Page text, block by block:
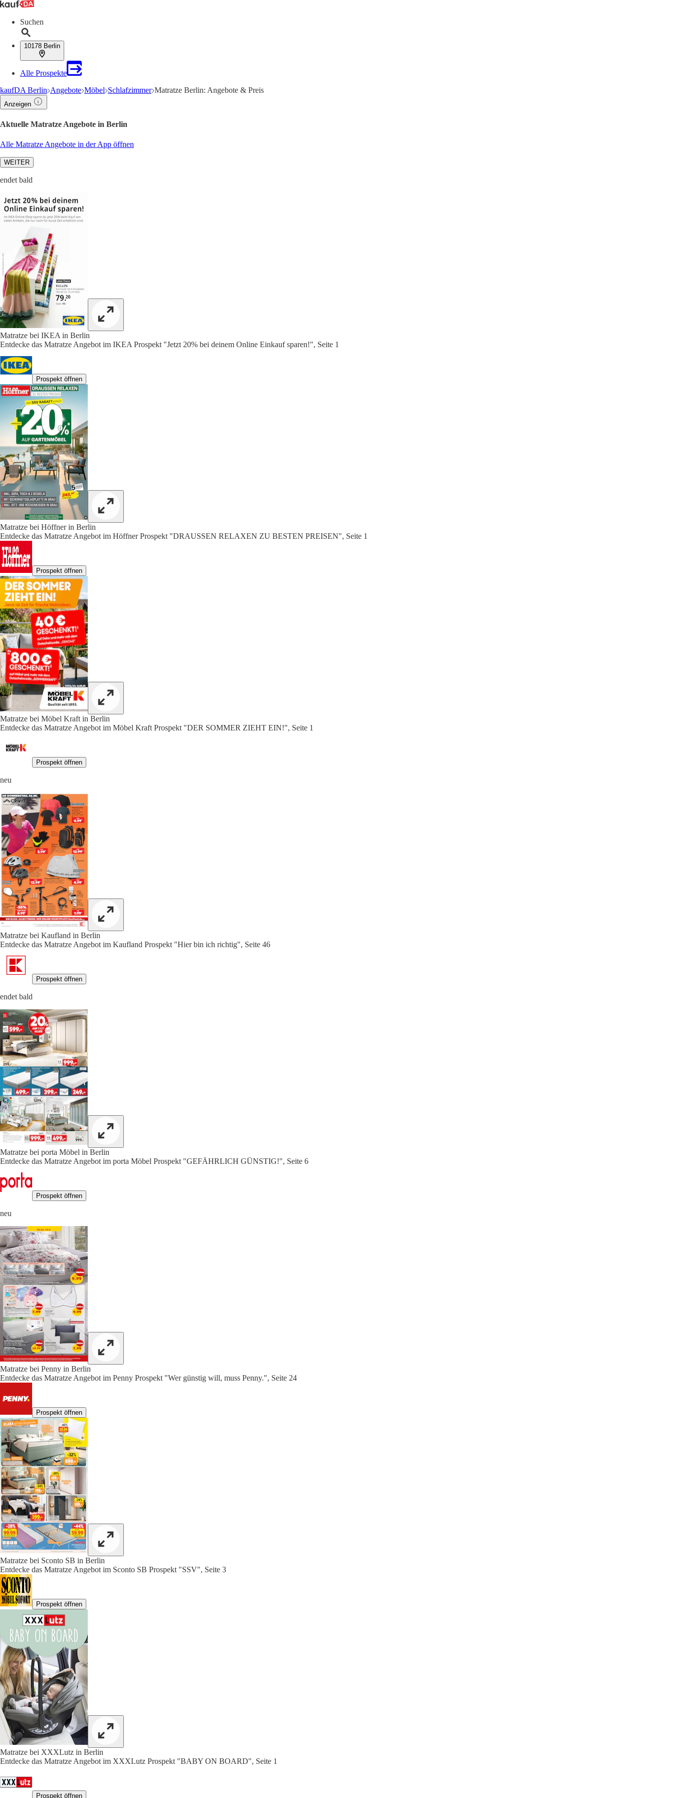
Suchen
10178 Berlin
Alle Prospekte
kaufDA Berlin Angebote Möbel Schlafzimmer Matratze Berlin: Angebote & Preis
Anzeigen
Aktuelle Matratze Angebote in Berlin
Alle Matratze Angebote in der App öffnen
WEITER
endet bald
Matratze bei IKEA in Berlin
Entdecke das Matratze Angebot im IKEA Prospekt "Jetzt 20% bei deinem Online Einkauf sparen!", Seite 1
Prospekt öffnen
Matratze bei Höffner in Berlin
Entdecke das Matratze Angebot im Höffner Prospekt "DRAUSSEN RELAXEN ZU BESTEN PREISEN", Seite 1
Prospekt öffnen
Matratze bei Möbel Kraft in Berlin
Entdecke das Matratze Angebot im Möbel Kraft Prospekt "DER SOMMER ZIEHT EIN!", Seite 1
Prospekt öffnen
neu
Matratze bei Kaufland in Berlin
Entdecke das Matratze Angebot im Kaufland Prospekt "Hier bin ich richtig", Seite 46
Prospekt öffnen
endet bald
Matratze bei porta Möbel in Berlin
Entdecke das Matratze Angebot im porta Möbel Prospekt "GEFÄHRLICH GÜNSTIG!", Seite 6
Prospekt öffnen
neu
Matratze bei Penny in Berlin
Entdecke das Matratze Angebot im Penny Prospekt "Wer günstig will, muss Penny.", Seite 24
Prospekt öffnen
Matratze bei Sconto SB in Berlin
Entdecke das Matratze Angebot im Sconto SB Prospekt "SSV", Seite 3
Prospekt öffnen
Matratze bei XXXLutz in Berlin
Entdecke das Matratze Angebot im XXXLutz Prospekt "BABY ON BOARD", Seite 1
Prospekt öffnen